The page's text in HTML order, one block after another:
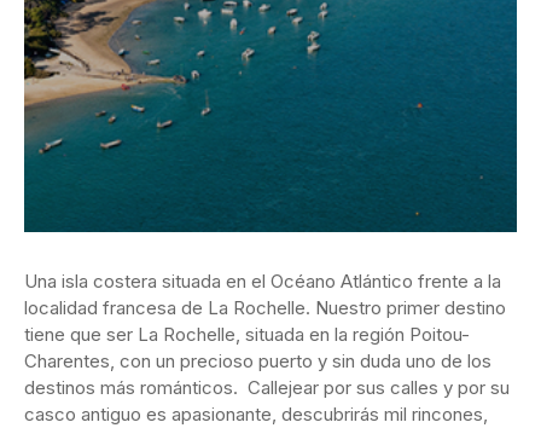
Una isla costera situada en el Océano Atlántico frente a la
localidad francesa de La Rochelle. Nuestro primer destino
tiene que ser La Rochelle, situada en la región Poitou-
Charentes, con un precioso puerto y sin duda uno de los
destinos más románticos. Callejear por sus calles y por su
casco antiguo es apasionante, descubrirás mil rincones,